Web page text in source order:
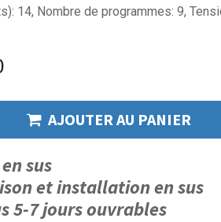
14, Nombre de programmes: 9,
AJOUTER AU PANIER
sus
et installation en sus
5-7 jours ouvrables